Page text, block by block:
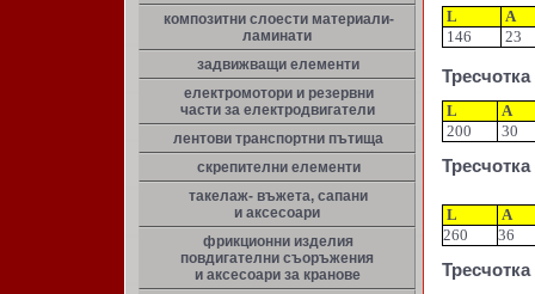
композитни слоести материали-
ламинати
задвижващи елементи
електромотори и резервни
части за електродвигатели
лентови транспортни пътища
скрепителни елементи
такелаж- въжета, сапани
и аксесоари
фрикционни изделия
повдигателни съоръжения
и аксесоари за кранове
L
A
146
23
L
A
200
30
L
A
260
36